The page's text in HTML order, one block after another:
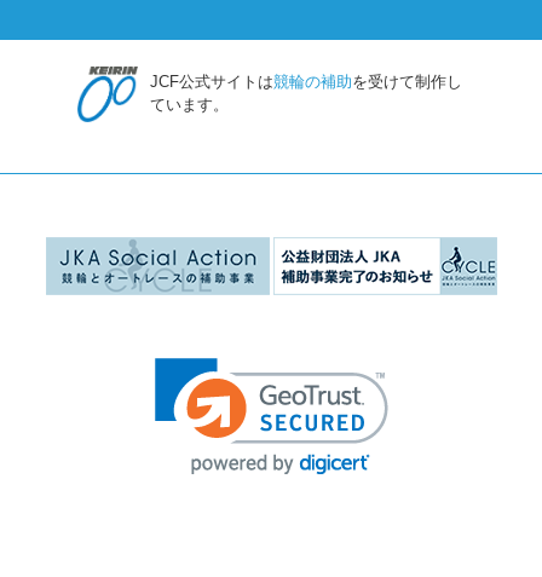
JCF公式サイトは競輪の補助を受けて制作し
ています。